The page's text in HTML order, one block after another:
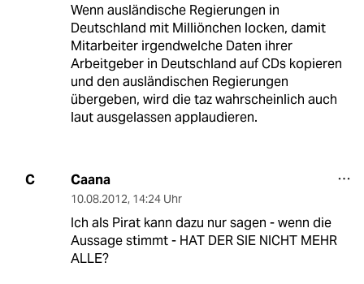
Wenn ausländische Regierungen in
Deutschland mit Milliönchen locken, damit
Mitarbeiter irgendwelche Daten ihrer
Arbeitgeber in Deutschland auf CDs kopieren
und den ausländischen Regierungen
übergeben, wird die taz wahrscheinlich auch
laut ausgelassen applaudieren.
C Caana
10.08.2012, 14:24 Uhr
Ich als Pirat kann dazu nur sagen - wenn die
Aussage stimmt - HAT DER SIE NICHT MEHR
ALLE?